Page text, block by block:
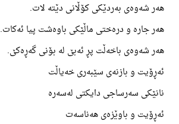
هەر شەوەی بەردێکی کۆڵانی دێتە لات.
هەر جارە و درەختی ماڵێکی باوەشت پیا ئەکات.
هەر شەوەی باخەڵت پڕ ئەبێ لە بۆنی گەڕەکێ.
ئەڕۆیت و بازنەی سێبەری خەیاڵت
نانێکی سەرساجی دایکتی لەسەرە
ئەڕۆیت و باوێزەی هەناسەت